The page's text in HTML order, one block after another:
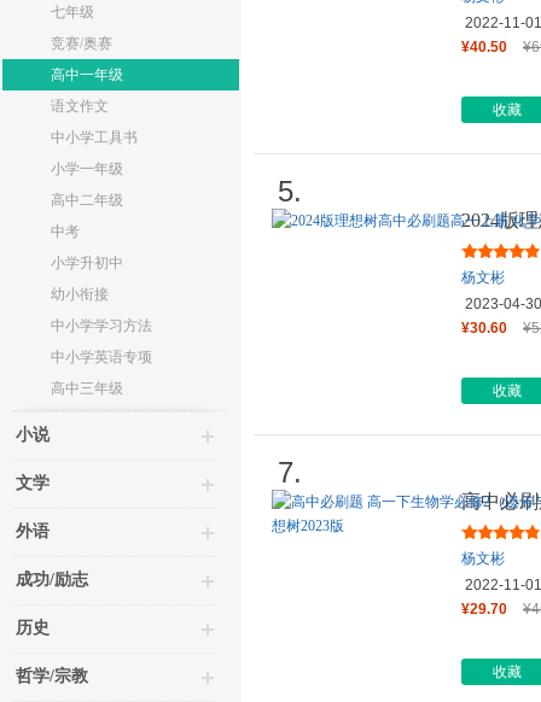
七年级
竞赛/奥赛
高中一年级
语文作文
中小学工具书
小学一年级
高中二年级
中考
小学升初中
幼小衔接
中小学学习方法
中小学英语专项
高中三年级
小说
文学
外语
成功/励志
历史
哲学/宗教
2022-11-01
¥40.50
收藏
5.
2024版
修 第一
杨文彬
2023-04-30
¥30.60
收藏
7.
高中必
进化）
杨文彬
2022-11-01
¥29.70
收藏